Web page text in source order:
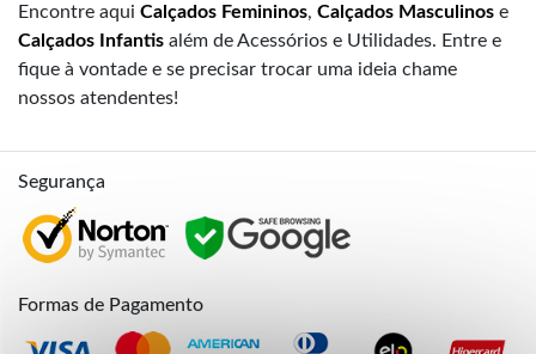
Encontre aqui Calçados Femininos, Calçados Masculinos e
Calçados Infantis além de Acessórios e Utilidades. Entre e
fique à vontade e se precisar trocar uma ideia chame
nossos atendentes!
Segurança
Formas de Pagamento